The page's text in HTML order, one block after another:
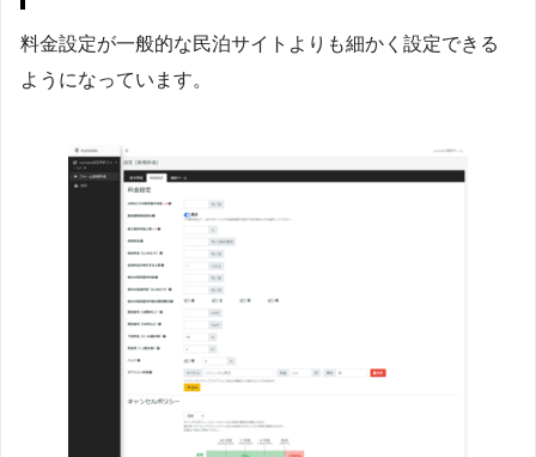
料金設定が一般的な民泊サイトよりも細かく設定できる
ようになっています。